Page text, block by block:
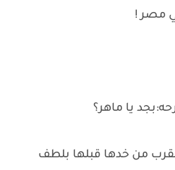
مصر !
يا ماهر؟
من خدها قبلها بلطف